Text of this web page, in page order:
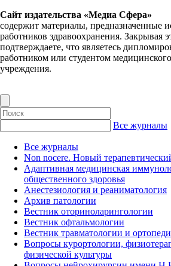
Сайт издательства «Медиа Сфера»
содержит материалы, предназначенные
работников здравоохранения. Закрывая
подтверждаете, что являетесь
работником или студентом
учреждения.
Все журналы
Все журналы
Non nocere. Новый
Адаптивная медицинская
общественного здоровья
Анестезиология и реаниматология
Архив патологии
Вестник оториноларингологии
Вестник офтальмологии
Вестник травматологии и
Вопросы курортологии,
физической культуры